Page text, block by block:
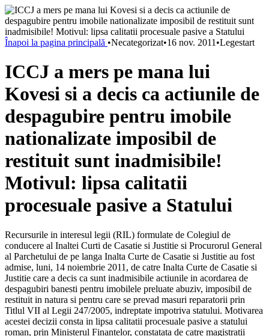
Înapoi la pagina principală •Necategorizat•16 nov. 2011 •Legestart
ICCJ a mers pe mana lui
Kovesi si a decis ca actiunile de
despagubire pentru imobile
nationalizate imposibil de
restituit sunt inadmisibile!
Motivul: lipsa calitatii
procesuale pasive a Statului
Recursurile in interesul legii (RIL) formulate de Colegiul de
conducere al Inaltei Curti de Casatie si Justitie si Procurorul General
al Parchetului de pe langa Inalta Curte de Casatie si Justitie au fost
admise, luni, 14 noiembrie 2011, de catre Inalta Curte de Casatie si
Justitie care a decis ca sunt inadmisibile actiunile in acordarea de
despagubiri banesti pentru imobilele preluate abuziv, imposibil de
restituit in natura si pentru care se prevad masuri reparatorii prin
Titlul VII al Legii 247/2005, indreptate impotriva statului. Motivarea
acestei decizii consta in lipsa calitatii procesuale pasive a statului
roman, prin Ministerul Finantelor, constatata de catre magistratii